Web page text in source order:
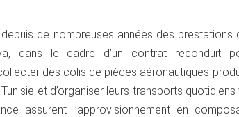
de nombreuses années des prestations
dans le cadre d’un contrat reconduit
des colis de pièces aéronautiques
et d’organiser leurs transports quotidiens
assurent l’approvisionnement en